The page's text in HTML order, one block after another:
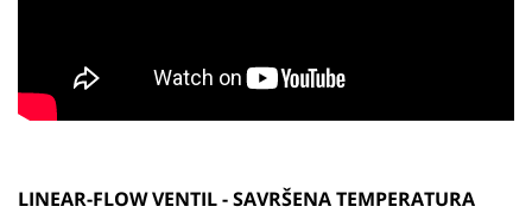
LINEAR-FLOW VENTIL - SAVRŠENA TEMPERATURA